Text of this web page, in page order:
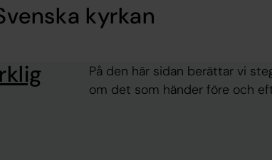
kyrkan
På den här sidan berättar vi
om det som händer före och